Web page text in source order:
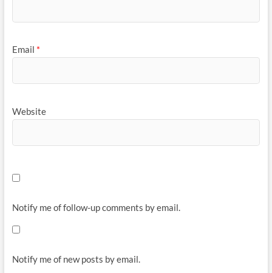
Email *
Website
Notify me of follow-up comments by email.
Notify me of new posts by email.